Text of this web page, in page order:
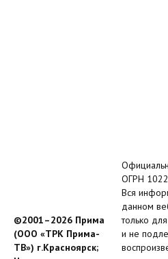
©2001–2026 Прима
(ООО «ТРК Прима-
ТВ») г.Красноярск;
ОГРН
Вся
данном
только
и не